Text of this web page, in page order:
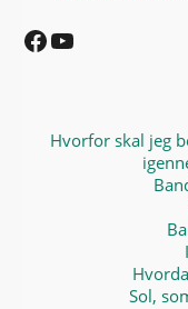
Facebook
Hvorfor skal jeg
Sol,